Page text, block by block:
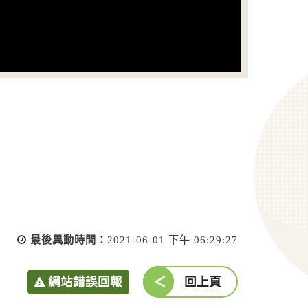
最後異動時間： 2021-06-01 下午 06:29:27
網站錯誤回報 回上頁